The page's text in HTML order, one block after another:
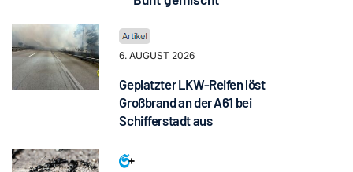
6. AUGUST 2026
Geplatzter LKW-Reifen löst
Großbrand an der A61 bei
Schifferstadt aus